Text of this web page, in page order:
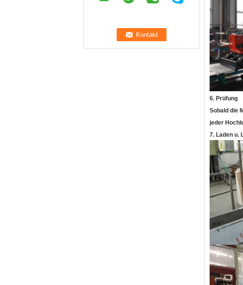
6. Prüfung
Sobald die
jeder
7. Laden u.